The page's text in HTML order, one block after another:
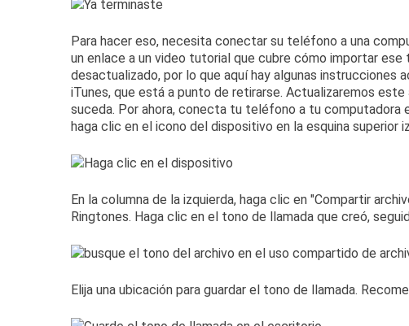
Para hacer eso, necesita conectar su teléfono a una
un enlace a un video tutorial que cubre cómo importar ese
desactualizado, por lo que aquí hay algunas instrucciones
iTunes, que está a punto de retirarse. Actualizaremos este
suceda. Por ahora, conecta tu teléfono a tu computadora
haga clic en el icono del dispositivo en la esquina superior
En la columna de la izquierda, haga clic en "Compartir
Ringtones. Haga clic en el tono de llamada que creó,
Elija una ubicación para guardar el tono de llamada.